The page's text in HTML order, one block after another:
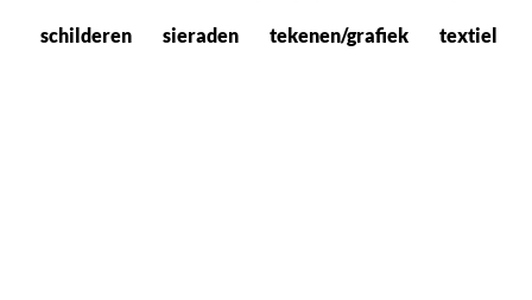
schilderen sieraden tekenen/grafiek textiel